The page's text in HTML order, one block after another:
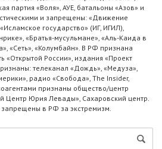
партия «Воля», АУЕ, батальоны «Азов» и
и запрещены: «Движение
государство» (ИГ, ИГИЛ),
«Братья-мусульмане», «Аль-Каида в
«Сеть», «Колумбайн». В РФ признана
«Открытой России», издания «Проект
телеканал «Дождь», «Медуза»,
радио «Свобода», The Insider,
признаны общество/центр
Центр Юрия Левады», Сахаровский центр.
в РФ за экстремизм.